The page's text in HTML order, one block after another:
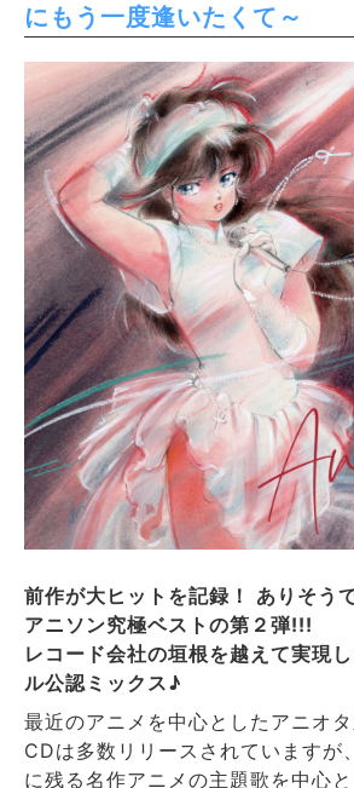
にもう一度逢いたくて～
前作が大ヒットを記録！ ありそう
アニソン究極ベストの第２弾!!!
レコード会社の垣根を越えて実現
ル公認ミックス♪
最近のアニメを中心としたアニオ
CDは多数リリースされていますが
に残る名作アニメの主題歌を中心